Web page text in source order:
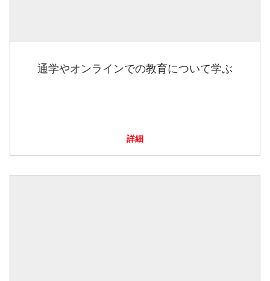
通学やオンラインでの教育について学ぶ
詳細